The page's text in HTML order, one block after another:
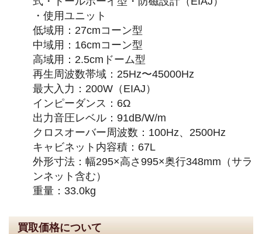
・使用ユニット
低域用：27cmコーン型
中域用：16cmコーン型
高域用：2.5cmドーム型
再生周波数帯域：25Hz〜45000Hz
最大入力：200W（EIAJ）
インピーダンス：6Ω
出力音圧レベル：91dB/W/m
クロスオーバー周波数：100Hz、2500Hz
キャビネット内容積：67L
外形寸法：幅295×高さ995×奥行348mm（サラ
ンネット含む）
重量：33.0kg
買取価格について